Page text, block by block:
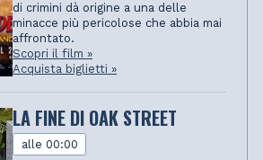
di crimini dà origine a una delle
minacce più pericolose che abbia mai
affrontato.
Scopri il film »
Acquista biglietti »
LA FINE DI OAK STREET
alle 00:00